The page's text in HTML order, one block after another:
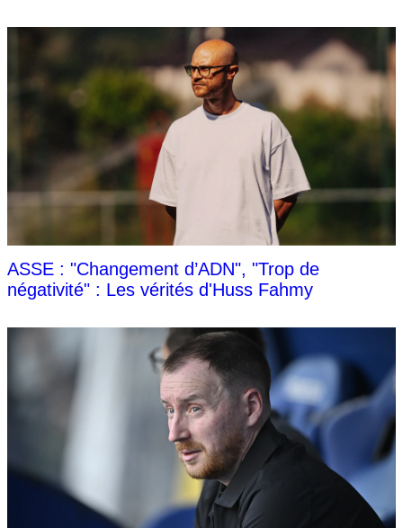
ASSE : "Changement d’ADN", "Trop de
négativité" : Les vérités d'Huss Fahmy